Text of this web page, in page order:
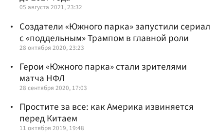
05 августа 2021, 23:32
Создатели «Южного парка» запустили сериал
с «поддельным» Трампом в главной роли
28 октября 2020, 23:23
Герои «Южного парка» стали зрителями
матча НФЛ
28 сентября 2020, 17:03
Простите за все: как Америка извиняется
перед Китаем
11 октября 2019, 19:48